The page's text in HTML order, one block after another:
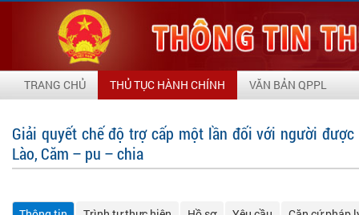
TRANG CHỦ THỦ TỤC HÀNH CHÍNH VĂN BẢN QPPL
Giải quyết chế độ trợ cấp một lần đối với người
Lào, Căm – pu – chia